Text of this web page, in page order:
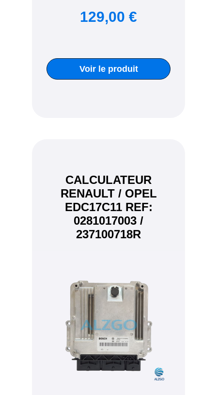
129,00 €
Voir le produit
CALCULATEUR
RENAULT / OPEL
EDC17C11 REF:
0281017003 /
237100718R